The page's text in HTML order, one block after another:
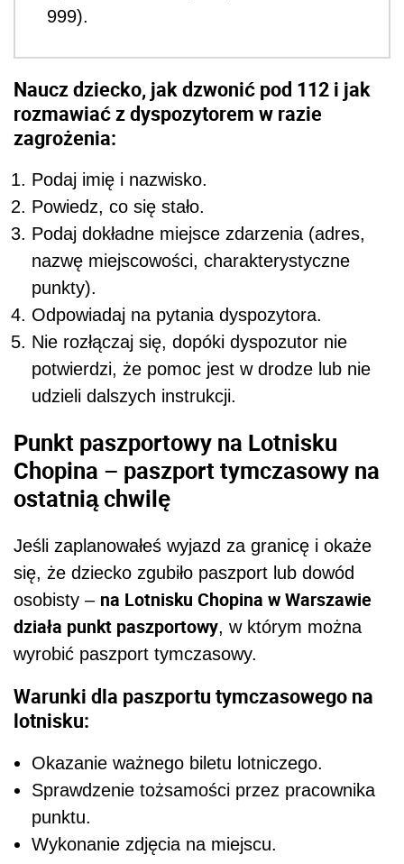
999).
Naucz dziecko, jak dzwonić pod 112 i jak
rozmawiać z dyspozytorem w razie
zagrożenia:
Podaj imię i nazwisko.
Powiedz, co się stało.
Podaj dokładne miejsce zdarzenia (adres,
nazwę miejscowości, charakterystyczne
punkty).
Odpowiadaj na pytania dyspozytora.
Nie rozłączaj się, dopóki dyspozutor nie
potwierdzi, że pomoc jest w drodze lub nie
udzieli dalszych instrukcji.
Punkt paszportowy na Lotnisku
Chopina – paszport tymczasowy na
ostatnią chwilę
Jeśli zaplanowałeś wyjazd za granicę i okaże
się, że dziecko zgubiło paszport lub dowód
osobisty – na Lotnisku Chopina w Warszawie
działa punkt paszportowy, w którym można
wyrobić paszport tymczasowy.
Warunki dla paszportu tymczasowego na
lotnisku:
Okazanie ważnego biletu lotniczego.
Sprawdzenie tożsamości przez pracownika
punktu.
Wykonanie zdjęcia na miejscu.